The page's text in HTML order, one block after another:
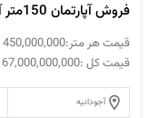
فروش آپارتمان 150متر آجودانیه مدرن
قیمت هر متر:450,000,000
قیمت کل :67,000,000,000
آجودانیه